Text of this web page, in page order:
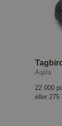
Aqiila
22 000
eller 275